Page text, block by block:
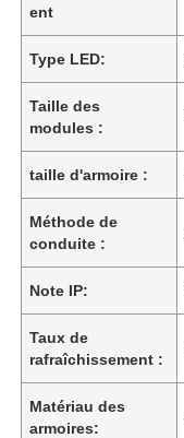
ent
Type LED:
Taille des
modules :
taille d'armoire :
Méthode de
conduite :
Note IP:
Taux de
rafraîchissement :
Matériau des
armoires: